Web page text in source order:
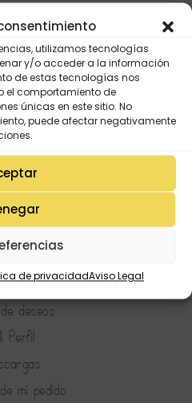
utilizamos tecnologías
y/o acceder a la información
de estas tecnologías nos
el comportamiento de
únicas en este sitio. No
puede afectar negativamente
de privacidadAviso Legal
deseos
Perfil
mi pedido